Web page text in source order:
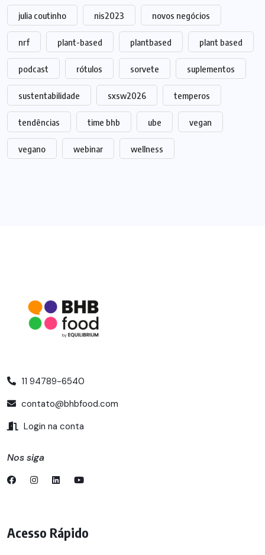
julia coutinho nis2023 novos negócios
nrf plant-based plantbased plant based
podcast rótulos sorvete suplementos
sustentabilidade sxsw2026 temperos
tendências time bhb ube vegan
vegano webinar wellness
11 94789-6540
contato@bhbfood.com
Login na conta
Nos siga
Acesso Rápido